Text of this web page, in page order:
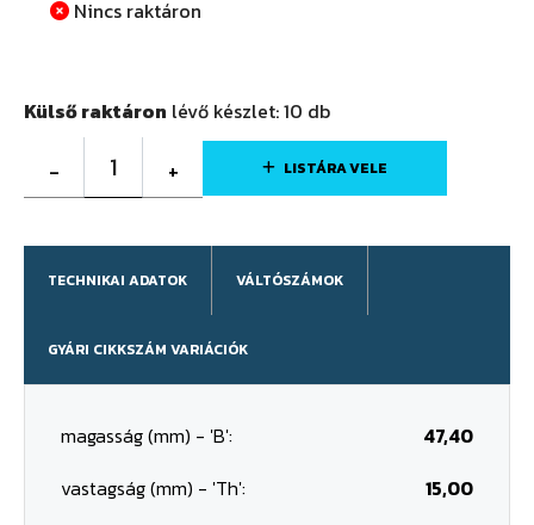
Nincs raktáron
Külső raktáron lévő készlet:10 db
- 1 + LISTÁRA VELE
TECHNIKAI ADATOK VÁLTÓSZÁMOK
GYÁRI CIKKSZÁM VARIÁCIÓK
magasság (mm) - 'B':
47,40
vastagság (mm) - 'Th':
15,00